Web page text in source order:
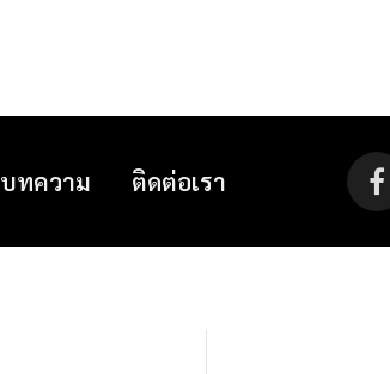
บทความ ติดต่อเรา